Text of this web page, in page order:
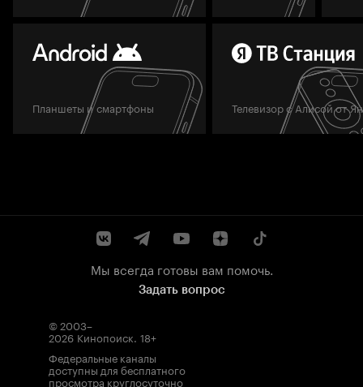
Планшеты и смартфоны Телевизор с Алисой от
Мы всегда готовы вам помочь.
Задать вопрос
© 2003–
2026 Кинопоиск. 18+
Федеральные каналы
доступны для бесплатного
просмотра круглосуточно